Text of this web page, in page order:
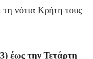
νότια Κρήτη τους
έως την Τετάρτη